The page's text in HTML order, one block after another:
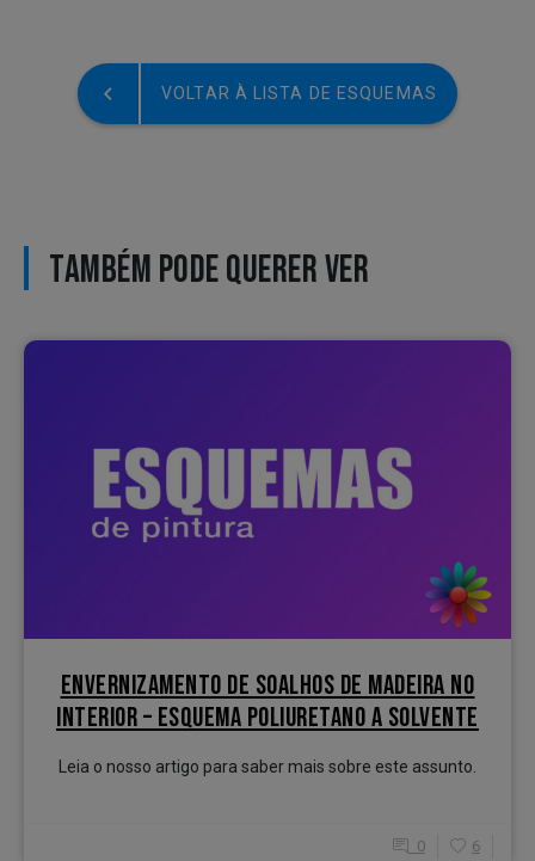
VOLTAR À LISTA DE ESQUEMAS
TAMBÉM PODE QUERER VER
ENVERNIZAMENTO DE SOALHOS DE MADEIRA NO
INTERIOR – ESQUEMA POLIURETANO A SOLVENTE
Leia o nosso artigo para saber mais sobre este assunto.
0 6